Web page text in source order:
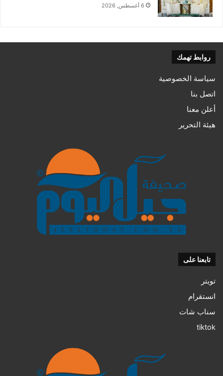
6 أغسطس, 2026
روابط تهمك
سياسة الخصوصية
اتصل بنا
أعلن معنا
هيئة التحرير
تابعنا على
تويتر
انستقرام
سناب شات
tiktok